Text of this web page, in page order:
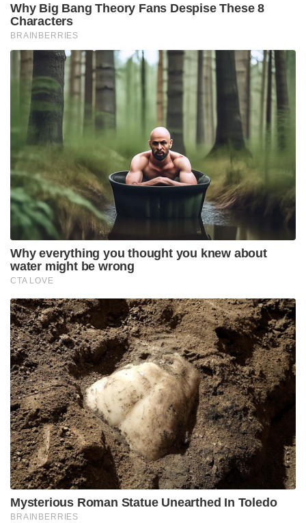
Why Big Bang Theory Fans Despise These 8
Characters
BRAINBERRIES
Why everything you thought you knew about
water might be wrong
CTA LOVE
Mysterious Roman Statue Unearthed In Toledo
BRAINBERRIES